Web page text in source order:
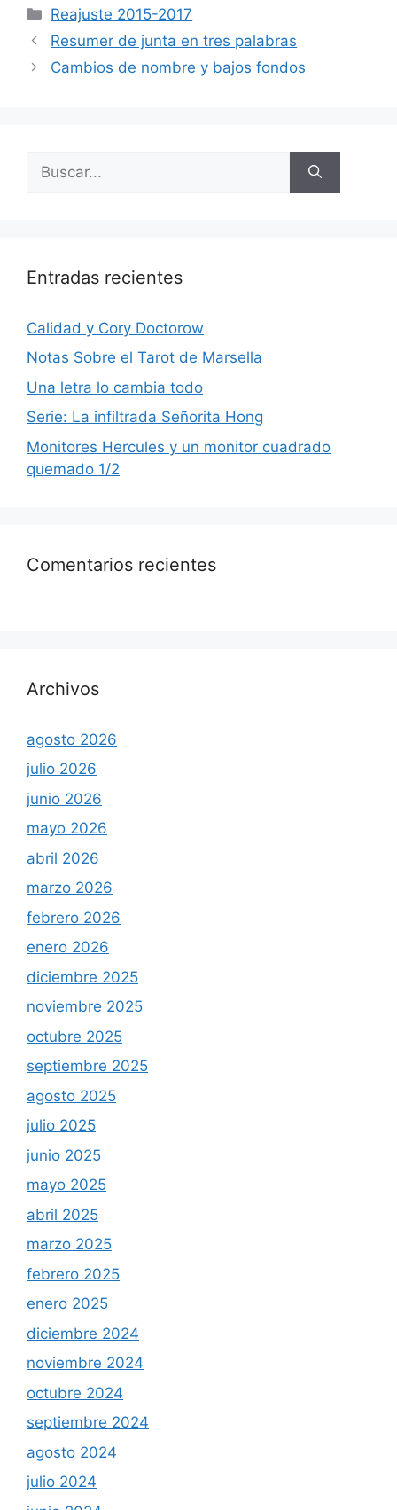
Categorías
Reajuste 2015-2017
Resumer de junta en tres palabras
Cambios de nombre y bajos fondos
Entradas recientes
Calidad y Cory Doctorow
Notas Sobre el Tarot de Marsella
Una letra lo cambia todo
Serie: La infiltrada Señorita Hong
Monitores Hercules y un monitor cuadrado
quemado 1/2
Comentarios recientes
Archivos
agosto 2026
julio 2026
junio 2026
mayo 2026
abril 2026
marzo 2026
febrero 2026
enero 2026
diciembre 2025
noviembre 2025
octubre 2025
septiembre 2025
agosto 2025
julio 2025
junio 2025
mayo 2025
abril 2025
marzo 2025
febrero 2025
enero 2025
diciembre 2024
noviembre 2024
octubre 2024
septiembre 2024
agosto 2024
julio 2024